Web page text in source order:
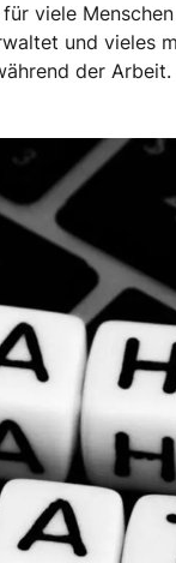
viele
und vieles
der Arbeit.